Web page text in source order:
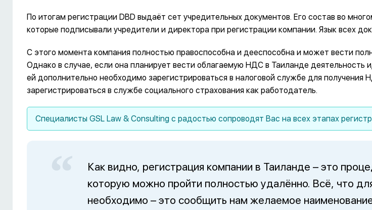
По итогам регистрации DBD выдаёт сет учредительных документов. Его состав во
которые подписывали учредители и директора при регистрации компании. Язык всех
С этого момента компания полностью правоспособна и дееспособна и может вести
Однако в случае, если она планирует вести облагаемую НДС в Таиланде деятельность
ей дополнительно необходимо зарегистрироваться в налоговой службе для получения
зарегистрироваться в службе социального страхования как работодатель.
Специалисты GSL Law & Consulting с радостью сопроводят Вас на всех этапах
Как видно, регистрация компании в Таиланде – это
которую можно пройти полностью удалённо. Всё, что
необходимо – это сообщить нам желаемое